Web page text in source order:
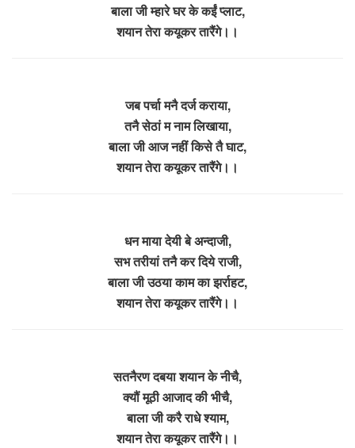
बाला जी म्हारे घर के कईं प्लाट,
शयान तेरा कयूकर तारैंगे।।
जब पर्चा मनै दर्ज कराया,
तनै सेठां म नाम लिखाया,
बाला जी आज नहीं किसे तै घाट,
शयान तेरा कयूकर तारैंगे।।
धन माया देयी बे अन्दाजी,
सभ तरीयां तनै कर दिये राजी,
बाला जी उठया काम का झर्राहट,
शयान तेरा कयूकर तारैंगे।।
सतनैरण दबया शयान के नीचै,
क्यौं मूठी आजाद की भीचै,
बाला जी करै राधे श्याम,
शयान तेरा कयूकर तारैंगे।।